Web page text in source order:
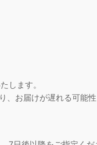
します。
お届けが遅れる可能